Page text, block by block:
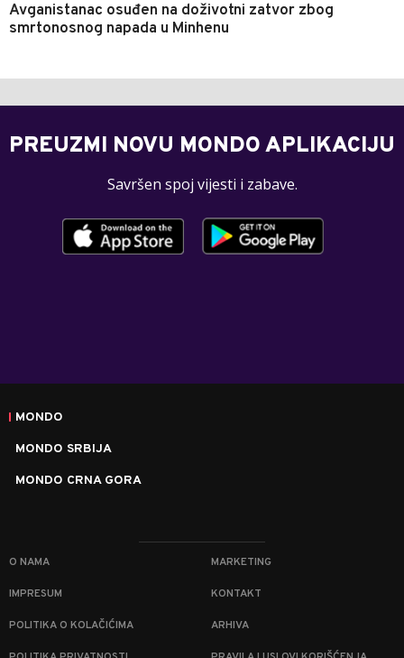
Avganistanac osuđen na doživotni zatvor zbog
smrtonosnog napada u Minhenu
PREUZMI NOVU MONDO APLIKACIJU
Savršen spoj vijesti i zabave.
MONDO
MONDO SRBIJA
MONDO CRNA GORA
O NAMA MARKETING
IMPRESUM KONTAKT
POLITIKA O KOLAČIĆIMA ARHIVA